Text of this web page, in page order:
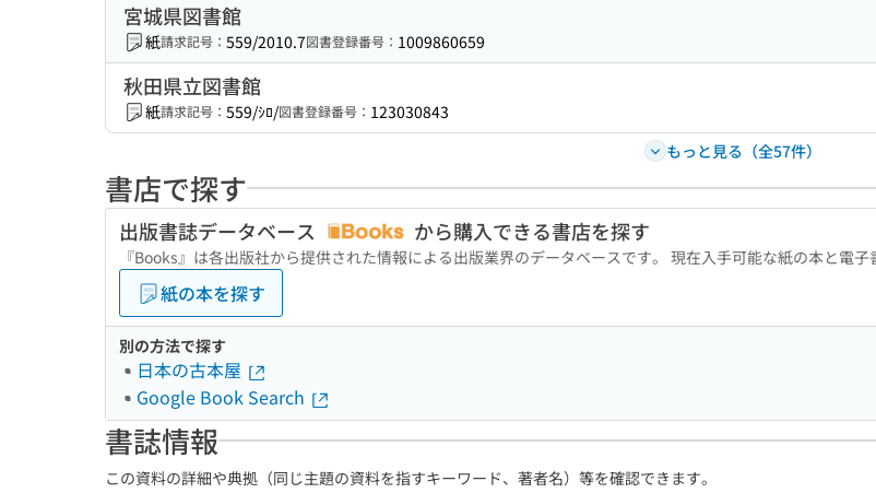
宮城県図書館
紙請求記号： 559/2010.7図書登録番号： 1009860659
秋田県立図書館
紙請求記号： 559/ｼﾛ/図書登録番号： 123030843
もっと見る（全57件）
書店で探す
出版書誌データベース から購入できる書店を探す
『Books』は各出版社から提供された情報による出版業界のデータベースです。 現在入手可能な紙の本と電子
紙の本を探す
別の方法で探す
日本の古本屋
Google Book Search
書誌情報
この資料の詳細や典拠（同じ主題の資料を指すキーワード、著者名）等を確認できます。